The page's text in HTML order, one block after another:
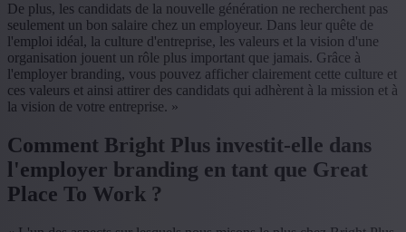
De plus, les candidats de la nouvelle génération ne recherchent pas
seulement un bon salaire chez un employeur. Dans leur quête de
l'emploi idéal, la culture d'entreprise, les valeurs et la vision d'une
organisation jouent un rôle plus important que jamais. Grâce à
l'employer branding, vous pouvez afficher clairement cette culture et
ces valeurs et ainsi attirer des candidats qui adhèrent à la mission et à
la vision de votre entreprise. »
Comment Bright Plus investit-elle dans
l'employer branding en tant que Great
Place To Work ?